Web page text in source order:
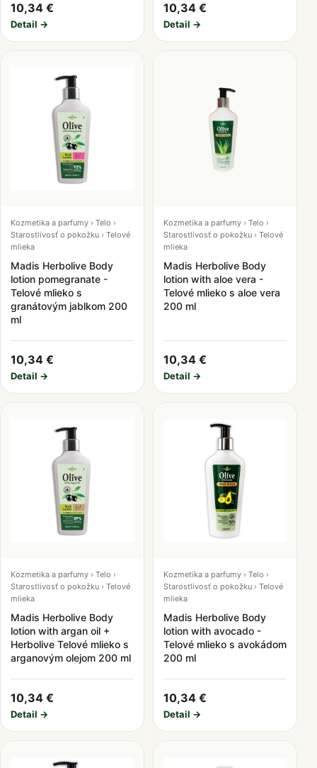
10,34 €
Detail →
10,34 €
Detail →
Kozmetika a parfumy › Telo ›
Starostlivosť o pokožku › Telové
mlieka
Madis Herbolive Body
lotion pomegranate -
Telové mlieko s
granátovým jablkom 200
ml
10,34 €
Detail →
Kozmetika a parfumy › Telo ›
Starostlivosť o pokožku › Telové
mlieka
Madis Herbolive Body
lotion with aloe vera -
Telové mlieko s aloe vera
200 ml
10,34 €
Detail →
Kozmetika a parfumy › Telo ›
Starostlivosť o pokožku › Telové
mlieka
Madis Herbolive Body
lotion with argan oil +
Herbolive Telové mlieko s
arganovým olejom 200 ml
10,34 €
Detail →
Kozmetika a parfumy › Telo ›
Starostlivosť o pokožku › Telové
mlieka
Madis Herbolive Body
lotion with avocado -
Telové mlieko s avokádom
200 ml
10,34 €
Detail →